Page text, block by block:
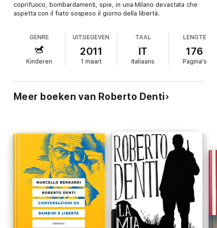
coprifuoco, bombardamenti, spie, in una Milano devastata che
aspetta con il fiato sospeso il giorno della libertà.
GENRE
Kinderen
UITGEGEVEN
2011
1 maart
TAAL
IT
Italiaans
LENGTE
176
Pagina's
Meer boeken van Roberto Denti